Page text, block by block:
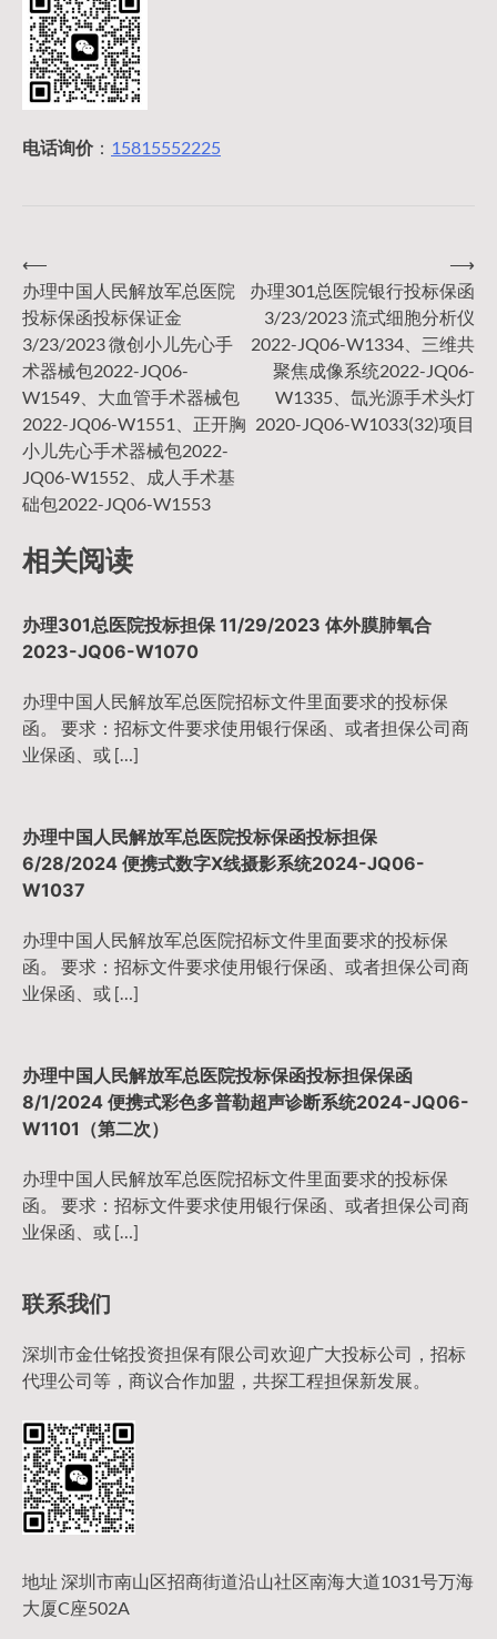
电话询价： 15815552225
文
章
导
航
⟵
办理中国人民解放军总医院
投标保函投标保证金
3/23/2023 微创小儿先心手
术器械包2022-JQ06-
W1549、大血管手术器械包
2022-JQ06-W1551、正开胸
小儿先心手术器械包2022-
JQ06-W1552、成人手术基
础包2022-JQ06-W1553
办理301总医院银行投标保函
3/23/2023 流式细胞分析仪
2022-JQ06-W1334、三维共
聚焦成像系统2022-JQ06-
W1335、氙光源手术头灯
2020-JQ06-W1033(32)项目
⟶
相关阅读
办理301总医院投标担保 11/29/2023 体外膜肺氧合
2023-JQ06-W1070
办理中国人民解放军总医院招标文件里面要求的投标保
函。 要求：招标文件要求使用银行保函、或者担保公司商
业保函、或 […]
办理中国人民解放军总医院投标保函投标担保
6/28/2024 便携式数字X线摄影系统2024-JQ06-
W1037
办理中国人民解放军总医院招标文件里面要求的投标保
函。 要求：招标文件要求使用银行保函、或者担保公司商
业保函、或 […]
办理中国人民解放军总医院投标保函投标担保保函
8/1/2024 便携式彩色多普勒超声诊断系统2024-JQ06-
W1101（第二次）
办理中国人民解放军总医院招标文件里面要求的投标保
函。 要求：招标文件要求使用银行保函、或者担保公司商
业保函、或 […]
联系我们
深圳市金仕铭投资担保有限公司欢迎广大投标公司，招标
代理公司等，商议合作加盟，共探工程担保新发展。
地址 深圳市南山区招商街道沿山社区南海大道1031号万海
大厦C座502A